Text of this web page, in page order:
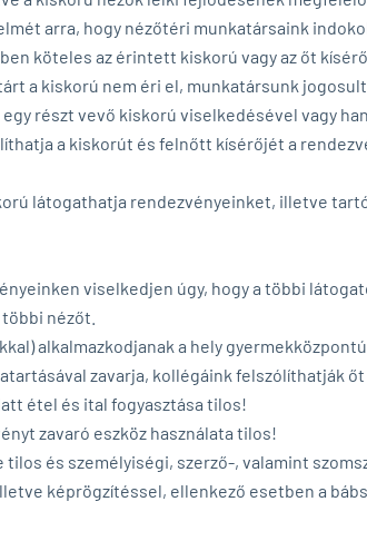
arra, hogy nézőtéri munkatársaink
köteles az érintett kiskorú vagy az őt
a kiskorú nem éri el, munkatársunk
részt vevő kiskorú viselkedésével vagy
a kiskorút és felnőtt kísérőjét a
látogathatja rendezvényeinket, illetve
viselkedjen úgy, hogy a többi
nézőt.
alkalmazkodjanak a hely
zavarja, kollégáink felszólíthatják
étel és ital fogyasztása tilos!
zavaró eszköz használata tilos!
és személyiségi, szerző-, valamint
képrögzítéssel, ellenkező esetben a